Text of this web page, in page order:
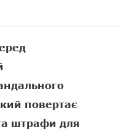
повертає
штрафи для